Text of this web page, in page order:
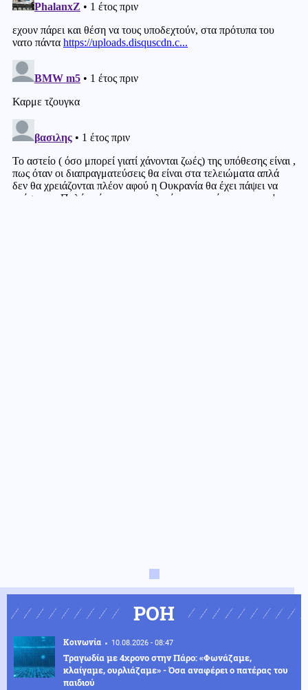
ΡΟΗ
Κοινωνία 10.08.2026 - 08:47
Τραγωδία με 4χρονο στην Πάρο: «Φωνάζαμε,
κλαίγαμε, ουρλιάζαμε» - Όσα αναφέρει ο πατέρας του
παιδιού